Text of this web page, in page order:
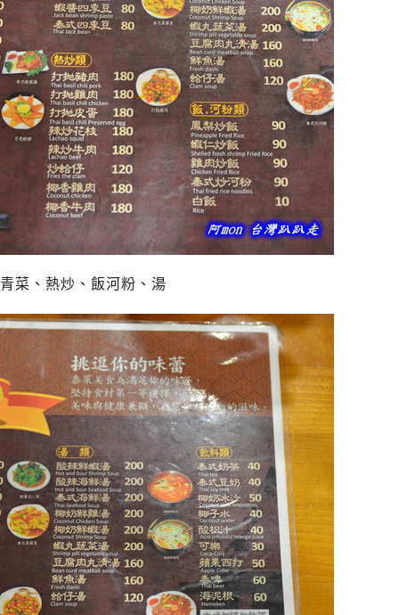
青菜、熱炒、飯河粉、湯